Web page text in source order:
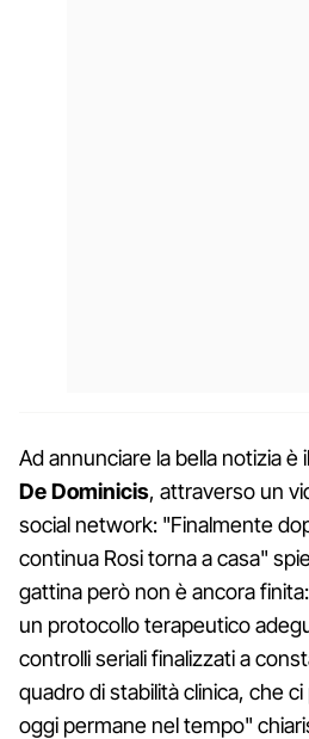
Ad annunciare la bella notizia è
De Dominicis, attraverso un
social network: "Finalmente
continua Rosi torna a casa"
gattina però non è ancora
un protocollo terapeutico
controlli seriali finalizzati a
quadro di stabilità clinica, che
oggi permane nel tempo"